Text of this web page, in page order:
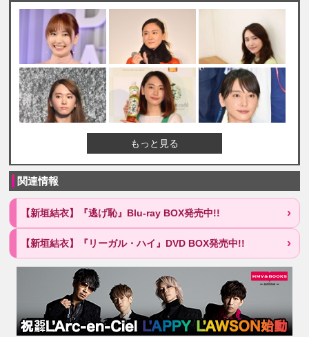
もっと見る
関連情報
【新垣結衣】『逃げ恥』Blu-ray BOX発売中!!
【新垣結衣】『リーガル・ハイ』DVD BOX発売中!!